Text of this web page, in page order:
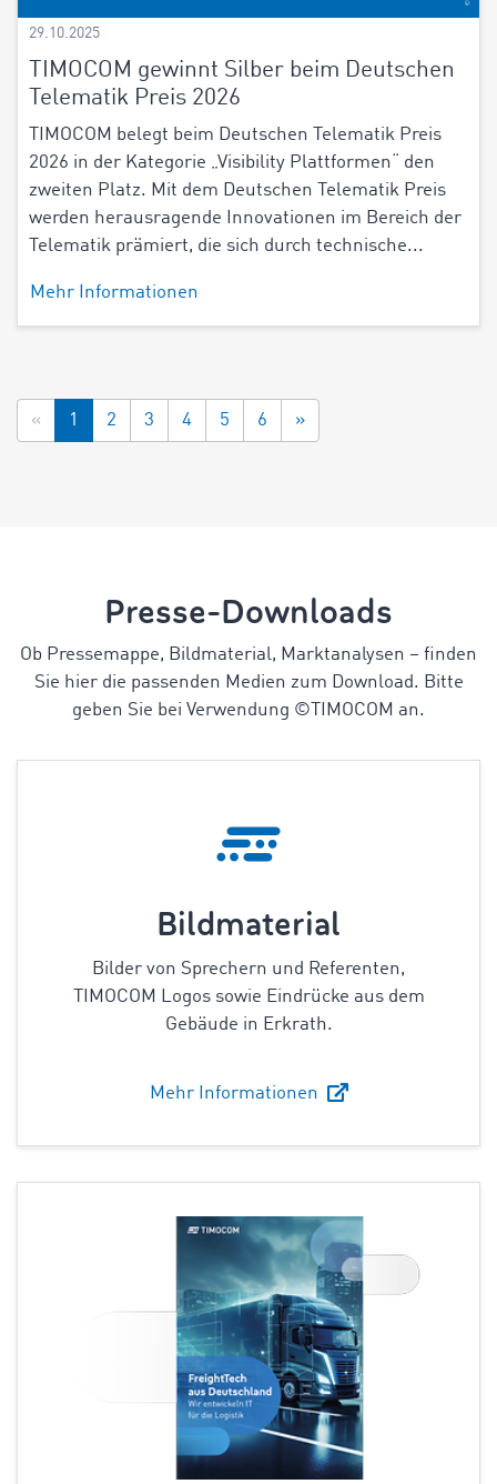
29.10.2025
TIMOCOM gewinnt Silber beim Deutschen
Telematik Preis 2026
TIMOCOM belegt beim Deutschen Telematik Preis
2026 in der Kategorie „Visibility Plattformen“ den
zweiten Platz. Mit dem Deutschen Telematik Preis
werden herausragende Innovationen im Bereich der
Telematik prämiert, die sich durch technische...
Mehr Informationen
« 1 2 3 4 5 6 »
Presse-Downloads
Ob Pressemappe, Bildmaterial, Marktanalysen – finden
Sie hier die passenden Medien zum Download. Bitte
geben Sie bei Verwendung ©TIMOCOM an.
Bildmaterial
Bilder von Sprechern und Referenten,
TIMOCOM Logos sowie Eindrücke aus dem
Gebäude in Erkrath.
Mehr Informationen